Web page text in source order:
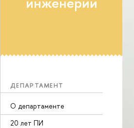
ДЕПАРТАМЕНТ
О департаменте
20 лет ПИ